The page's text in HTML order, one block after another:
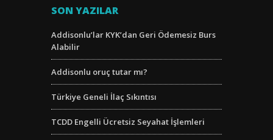
SON YAZILAR
Addisonlu’lar KYK’dan Geri Ödemesiz Burs
Alabilir
Addisonlu oruç tutar mı?
Türkiye Geneli İlaç Sıkıntısı
TCDD Engelli Ücretsiz Seyahat İşlemleri